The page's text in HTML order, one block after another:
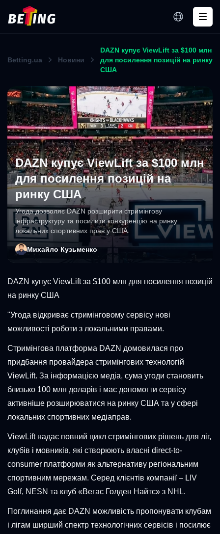
Betting.ua Новини
DAZN купує ViewLift за $100 млн
для посилення позицій на ринку
США
DAZN купує ViewLift за $100 млн
для посилення позицій на
ринку США
Угода дозволяє DAZN розширити стримінгову
інфраструктуру та посилити конкуренцію на ринку
локальних спортивних прав у США.
Михайло Кузьменко
DAZN купує ViewLift за $100 млн для посилення позицій
на ринку США
"Угода відкриває стримінговому сервісу нові
можливості роботи з локальними правами.
Стримінгова платформа DAZN домовилася про
придбання провайдера стримінгових технологій
ViewLift. За інформацією медіа, сума угоди становить
близько 100 млн доларів і має допомогти сервісу
активніше розширюватися на ринку США та у сфері
локальних спортивних медіаправ.
ViewLift надає повний цикл стримінгових рішень для ліг,
клубів і мовників, які створюють власні direct-to-
consumer платформи як альтернативу регіональним
спортивним мережам. Серед клієнтів компанії – LIV
Golf, NESN та клуб «Вегас Голден Найтс» з NHL.
Поглинання дає DAZN можливість пропонувати клубам
і лігам ширший спектр технологічних сервісів і посилює